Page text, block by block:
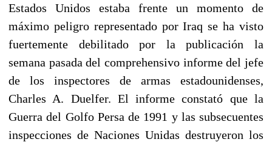
Estados Unidos estaba frente un momento de
máximo peligro representado por Iraq se ha visto
fuertemente debilitado por la publicación la
semana pasada del comprehensivo informe del jefe
de los inspectores de armas estadounidenses,
Charles A. Duelfer. El informe constató que la
Guerra del Golfo Persa de 1991 y las subsecuentes
inspecciones de Naciones Unidas destruyeron los